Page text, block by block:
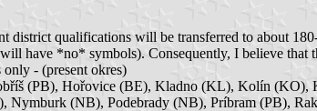
district qualifications will be transferred to about
have *no* symbols). Consequently, I believe that
- (present okres)
(PB), Hořovice (BE), Kladno (KL), Kolín
(NB), Podebrady (NB), Príbram (PB),